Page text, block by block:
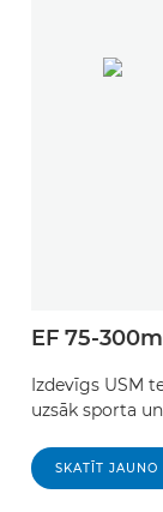
EF 75-
Izdevīgs USM
uzsāk sporta
SKATĪT JAUNO